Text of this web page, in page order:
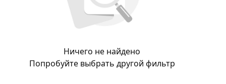
Ничего не найдено
Попробуйте выбрать другой фильтр